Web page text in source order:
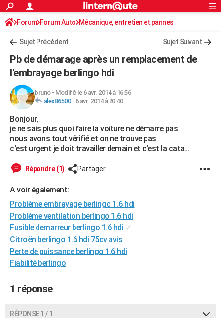
ACTUALITÉS
Politique
Société
Faits Divers
Education
Monde
Villes
+
Programme TV
TNTStreaming
Cinéma
Sorties cinéma
Musique
+FINANCE
Retraite
Impôts
Epargne
Immobilier
Risques naturels par ville
Banque
Assurance
Crédit
AUTO
Essais
Réserver un essai
Citadines
Berlines
SUV
Forum auto
HIGH-TECH
Mobiles
Meilleur smartphone
Internet
Ordinateurs
Jeux vidéo
Guide high-tech
+
BRICOLAGE
Forum
Aménagement intérieur
Extérieur
Cuisine
Salle de bains
Jardinage
Rangement
WEEK-END
Guides de France
Escapades
Patrimoine
Expositions
Musées
Week-end nature
LIFESTYLE
Art de vivre
Bien-être
Loisirs
Mode
Modes de vie
SANTE
Alimentation
Guide de la santé
Maladies
Médicaments
Sommeil
VOYAGE
Destinations
City break
Voyage nature
Voyage de noces
Forum
Climat
+PHOTO
GUIDES D'ACHAT
CARTE DE VOEUX
Carte de Noël
Carte Bonne année
Carte Saint-Valentin
Carte Pâques
Carte d'anniversaire
DICTIONNAIRE
Rechercher
S'inscrire
Connexion
Forum Forum Auto Mécanique, entretien et pannes
Sujet Précédent Sujet Suivant
Pb de démarage après un remplacement de
l'embrayage berlingo hdi
bruno- Modifié le 6 avr. 2014 à 16:56
alex86500- 6 avr. 2014 à 20:40
Bonjour,
je ne sais plus quoi faire la voiture ne démarre pas
nous avons tout vérifié et on ne trouve pas
c'est urgent je doit travailler demain et c'est la cata...
Répondre (1) Partager
A voir également:
Problème embrayage berlingo 1.6 hdi
Problème ventilation berlingo 1.6 hdi
Fusible demarreur berlingo 1.6 hdi ✓
Citroën berlingo 1.6 hdi 75cv avis
Perte de puissance berlingo 1.6 hdi
Fiabilité berlingo
1 réponse
RÉPONSE 1 / 1